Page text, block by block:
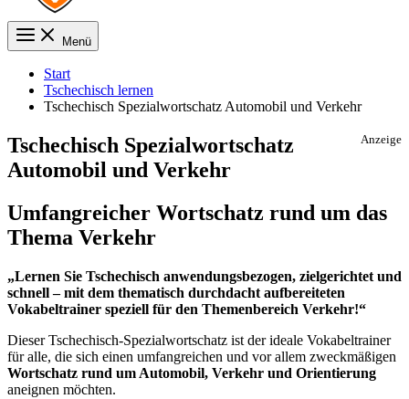
Menü
Start
Tschechisch lernen
Tschechisch Spezialwortschatz Automobil und Verkehr
Anzeige
Tschechisch Spezialwortschatz
Automobil und Verkehr
Umfangreicher Wortschatz rund um das
Thema Verkehr
„Lernen Sie Tschechisch anwendungsbezogen, zielgerichtet und
schnell – mit dem thematisch durchdacht aufbereiteten
Vokabeltrainer speziell für den Themenbereich Verkehr!“
Dieser Tschechisch-Spezialwortschatz ist der ideale Vokabeltrainer
für alle, die sich einen umfangreichen und vor allem zweckmäßigen
Wortschatz rund um Automobil, Verkehr und Orientierung
aneignen möchten.